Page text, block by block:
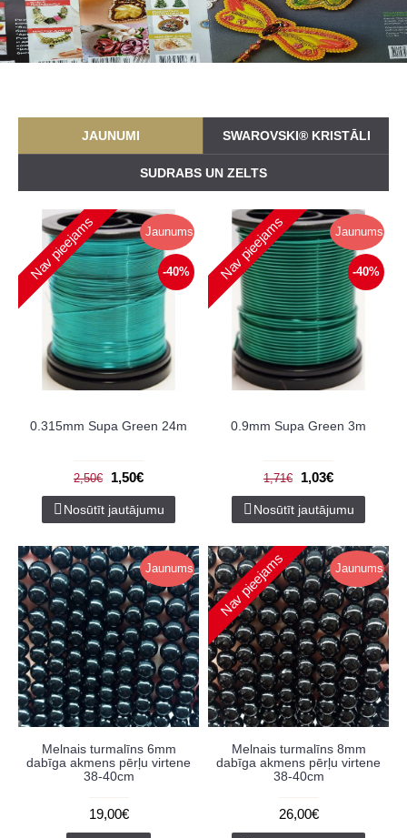
JAUNUMI SWAROVSKI® KRISTĀLI
SUDRABS UN ZELTS
Jaunums
-40%
Nav pieejams
0.315mm Supa Green 24m
2,50€ 1,50€
Nosūtīt jautājumu
Jaunums
-40%
Nav pieejams
0.9mm Supa Green 3m
1,71€ 1,03€
Nosūtīt jautājumu
Jaunums
Melnais turmalīns 6mm
dabīga akmens pērļu virtene
38-40cm
19,00€
Jaunums
Nav pieejams
Melnais turmalīns 8mm
dabīga akmens pērļu virtene
38-40cm
26,00€